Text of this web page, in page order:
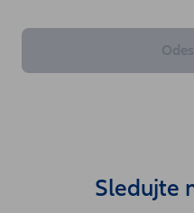
Sledujte